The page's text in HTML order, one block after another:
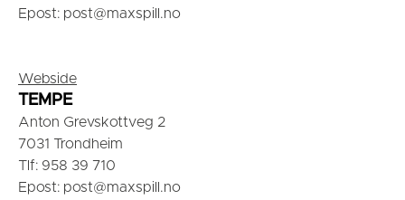
Epost: post@maxspill.no
Webside
TEMPE
Anton Grevskottveg 2
7031 Trondheim
Tlf: 958 39 710
Epost: post@maxspill.no